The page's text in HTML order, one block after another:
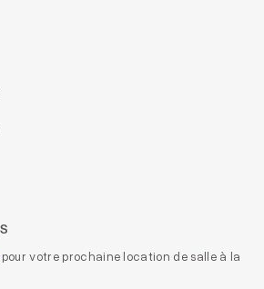
pour votre prochaine location de salle à la